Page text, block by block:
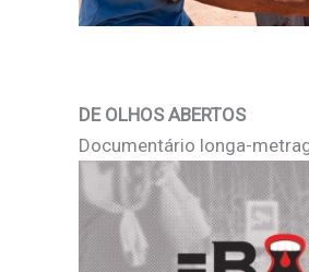
DE OLHOS ABERTOS
Documentário longa-